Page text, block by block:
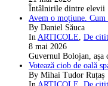
Întâlnirile dintre elevii
Avem o moțiune. Cum
By Daniel Săuca
In ARTICOLE, De citit
8 mai 2026
Guvernul Bolojan, așa
Votează ciob de oală
By Mihai Tudor Ruțaș